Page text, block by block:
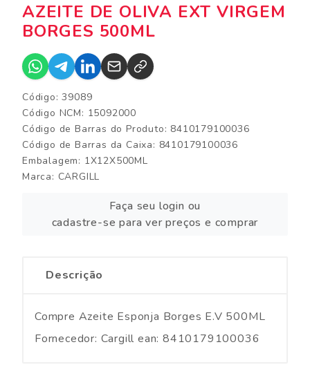
AZEITE DE OLIVA EXT VIRGEM
BORGES 500ML
Código: 39089
Código NCM: 15092000
Código de Barras do Produto: 8410179100036
Código de Barras da Caixa: 8410179100036
Embalagem: 1X12X500ML
Marca: CARGILL
Faça seu login ou
cadastre-se para ver preços e comprar
Descrição
Compre Azeite Esponja Borges E.V 500ML
Fornecedor: Cargill ean: 8410179100036